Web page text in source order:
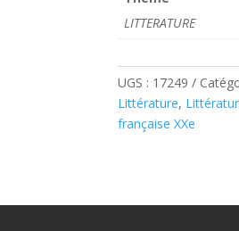
LITTERATURE
UGS : 17249
Littérature,
française XXe